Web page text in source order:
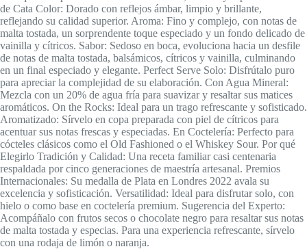
de Cata Color: Dorado con reflejos ámbar, limpio y brillante,
reflejando su calidad superior. Aroma: Fino y complejo, con notas de
malta tostada, un sorprendente toque especiado y un fondo delicado de
vainilla y cítricos. Sabor: Sedoso en boca, evoluciona hacia un desfile
de notas de malta tostada, balsámicos, cítricos y vainilla, culminando
en un final especiado y elegante. Perfect Serve Solo: Disfrútalo puro
para apreciar la complejidad de su elaboración. Con Agua Mineral:
Mezcla con un 20% de agua fría para suavizar y resaltar sus matices
aromáticos. On the Rocks: Ideal para un trago refrescante y sofisticado.
Aromatizado: Sírvelo en copa preparada con piel de cítricos para
acentuar sus notas frescas y especiadas. En Coctelería: Perfecto para
cócteles clásicos como el Old Fashioned o el Whiskey Sour. Por qué
Elegirlo Tradición y Calidad: Una receta familiar casi centenaria
respaldada por cinco generaciones de maestría artesanal. Premios
Internacionales: Su medalla de Plata en Londres 2022 avala su
excelencia y sofisticación. Versatilidad: Ideal para disfrutar solo, con
hielo o como base en coctelería premium. Sugerencia del Experto:
Acompáñalo con frutos secos o chocolate negro para resaltar sus notas
de malta tostada y especias. Para una experiencia refrescante, sírvelo
con una rodaja de limón o naranja.